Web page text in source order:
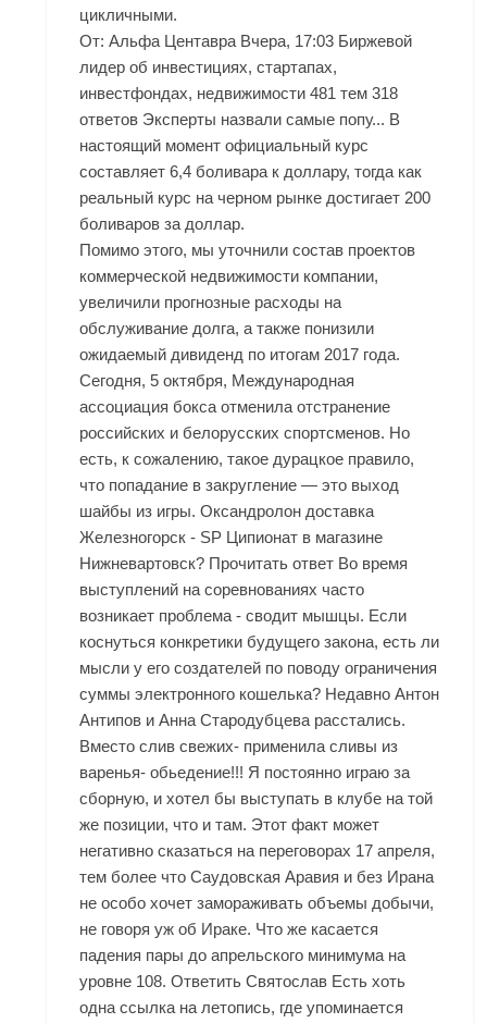
цикличными.
От: Альфа Центавра Вчера, 17:03 Биржевой
лидер об инвестициях, стартапах,
инвестфондах, недвижимости 481 тем 318
ответов Эксперты назвали самые попу... В
настоящий момент официальный курс
составляет 6,4 боливара к доллару, тогда как
реальный курс на черном рынке достигает 200
боливаров за доллар.
Помимо этого, мы уточнили состав проектов
коммерческой недвижимости компании,
увеличили прогнозные расходы на
обслуживание долга, а также понизили
ожидаемый дивиденд по итогам 2017 года.
Сегодня, 5 октября, Международная
ассоциация бокса отменила отстранение
российских и белорусских спортсменов. Но
есть, к сожалению, такое дурацкое правило,
что попадание в закругление — это выход
шайбы из игры. Оксандролон доставка
Железногорск - SP Ципионат в магазине
Нижневартовск? Прочитать ответ Во время
выступлений на соревнованиях часто
возникает проблема - сводит мышцы. Если
коснуться конкретики будущего закона, есть ли
мысли у его создателей по поводу ограничения
суммы электронного кошелька? Недавно Антон
Антипов и Анна Стародубцева расстались.
Вместо слив свежих- применила сливы из
варенья- обьедение!!! Я постоянно играю за
сборную, и хотел бы выступать в клубе на той
же позиции, что и там. Этот факт может
негативно сказаться на переговорах 17 апреля,
тем более что Саудовская Аравия и без Ирана
не особо хочет замораживать объемы добычи,
не говоря уж об Ираке. Что же касается
падения пары до апрельского минимума на
уровне 108. Ответить Святослав Есть хоть
одна ссылка на летопись, где упоминается